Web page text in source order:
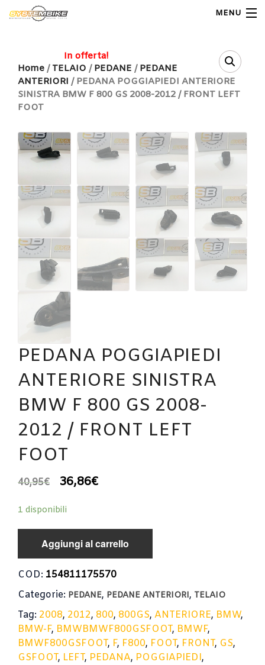
MENU
Home
Shop Moto
Shop Ricambi
Note Generali
Carrello
Home / TELAIO / PEDANE / PEDANE
ANTERIORI / PEDANA POGGIAPIEDI ANTERIORE
SINISTRA BMW F 800 GS 2008-2012 / FRONT LEFT
FOOT
In offerta!
PEDANA POGGIAPIEDI
ANTERIORE SINISTRA
BMW F 800 GS 2008-
2012 / FRONT LEFT
FOOT
40,95€ 36,86€
1 disponibili
Aggiungi al carrello
COD: 154811175570
Categorie: PEDANE, PEDANE ANTERIORI, TELAIO
Tag: 2008, 2012, 800, 800GS, ANTERIORE, BMW,
BMW-F, BMWBMWF800GSFOOT, BMWF,
BMWF800GSFOOT, F, F800, FOOT, FRONT, GS,
GSFOOT, LEFT, PEDANA, POGGIAPIEDI,